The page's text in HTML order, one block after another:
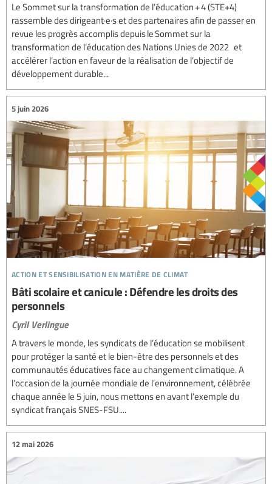
Le Sommet sur la transformation de l’éducation + 4 (STE+4)
rassemble des dirigeant·e·s et des partenaires afin de passer en
revue les progrès accomplis depuis le Sommet sur la
transformation de l’éducation des Nations Unies de 2022 et
accélérer l’action en faveur de la réalisation de l’objectif de
développement durable...
action et sensibilisation en matière de climat
5 juin 2026
Bâti scolaire et canicule : Défendre les droits des
personnels
Cyril Verlingue
A travers le monde, les syndicats de l’éducation se mobilisent
pour protéger la santé et le bien-être des personnels et des
communautés éducatives face au changement climatique. A
l’occasion de la journée mondiale de l’environnement, célébrée
chaque année le 5 juin, nous mettons en avant l’exemple du
syndicat français SNES-FSU....
12 mai 2026